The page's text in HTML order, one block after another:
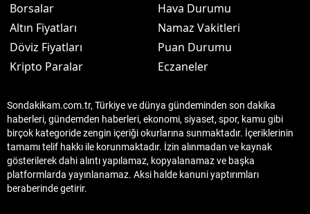
Borsalar
Altın Fiyatları
Döviz Fiyatları
Kripto Paralar
Hava Durumu
Namaz Vakitleri
Puan Durumu
Eczaneler
Sondakikam.com.tr, Türkiye ve dünya gündeminden son dakika
haberleri, gündemden haberleri, ekonomi, siyaset, spor, kamu gibi
birçok kategoride zengin içeriği okurlarına sunmaktadır. İçeriklerinin
tamamı telif hakkı ile korunmaktadır. İzin alınmadan ve kaynak
gösterilerek dahi alıntı yapılamaz, kopyalanamaz ve başka
platformlarda yayınlanamaz. Aksi halde kanuni yaptırımları
beraberinde getirir.